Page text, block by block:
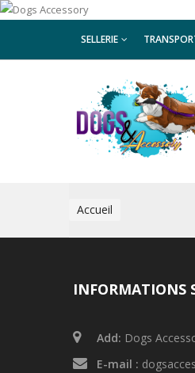
SELLERIE
ELEVEURS
Accueil
INFORMATIONS
Add: Dogs
E-mail :